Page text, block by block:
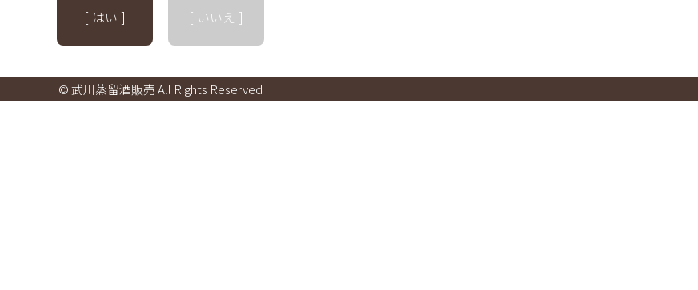
[ はい ] [ いいえ ]
© 武川蒸留酒販売 All Rights Reserved